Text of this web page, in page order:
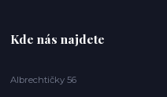
Kde nás najdete
Albrechtičky 56